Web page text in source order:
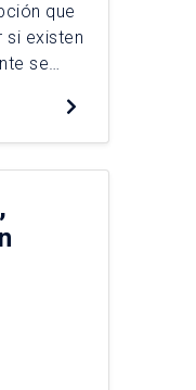
que
si existen
se